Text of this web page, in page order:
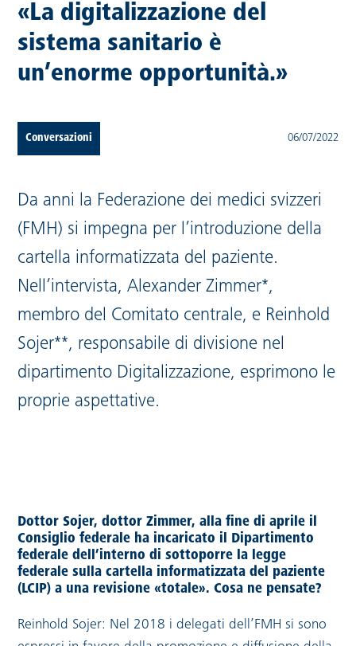
«La digitalizzazione del
sistema sanitario è
un’enorme opportunità.»
Conversazioni 06/07/2022
Da anni la Federazione dei medici svizzeri
(FMH) si impegna per l’introduzione della
cartella informatizzata del paziente.
Nell’intervista, Alexander Zimmer*,
membro del Comitato centrale, e Reinhold
Sojer**, responsabile di divisione nel
dipartimento Digitalizzazione, esprimono le
proprie aspettative.
Dottor Sojer, dottor Zimmer, alla fine di aprile il
Consiglio federale ha incaricato il Dipartimento
federale dell’interno di sottoporre la legge
federale sulla cartella informatizzata del paziente
(LCIP) a una revisione «totale». Cosa ne pensate?
Reinhold Sojer: Nel 2018 i delegati dell’FMH si sono